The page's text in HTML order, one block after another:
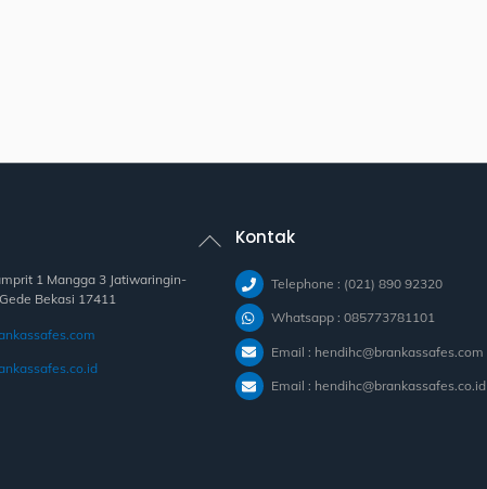
Back
1 Mangga 3 Jatiwaringin-
Bekasi 17411
Kontak
Telephone : (021) 890 92320
Whatsapp : 085773781101
Email : hendihc@brankassafes.com
Email : hendihc@brankassafes.co.id